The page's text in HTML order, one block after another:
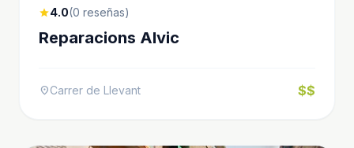
star4.0(0 reseñas)
Reparacions Alvic
location_onCarrer de Llevant $$